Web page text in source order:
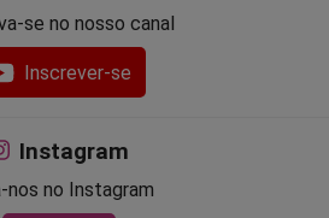
se no nosso canal
Inscrever-se
Instagram
nos no Instagram